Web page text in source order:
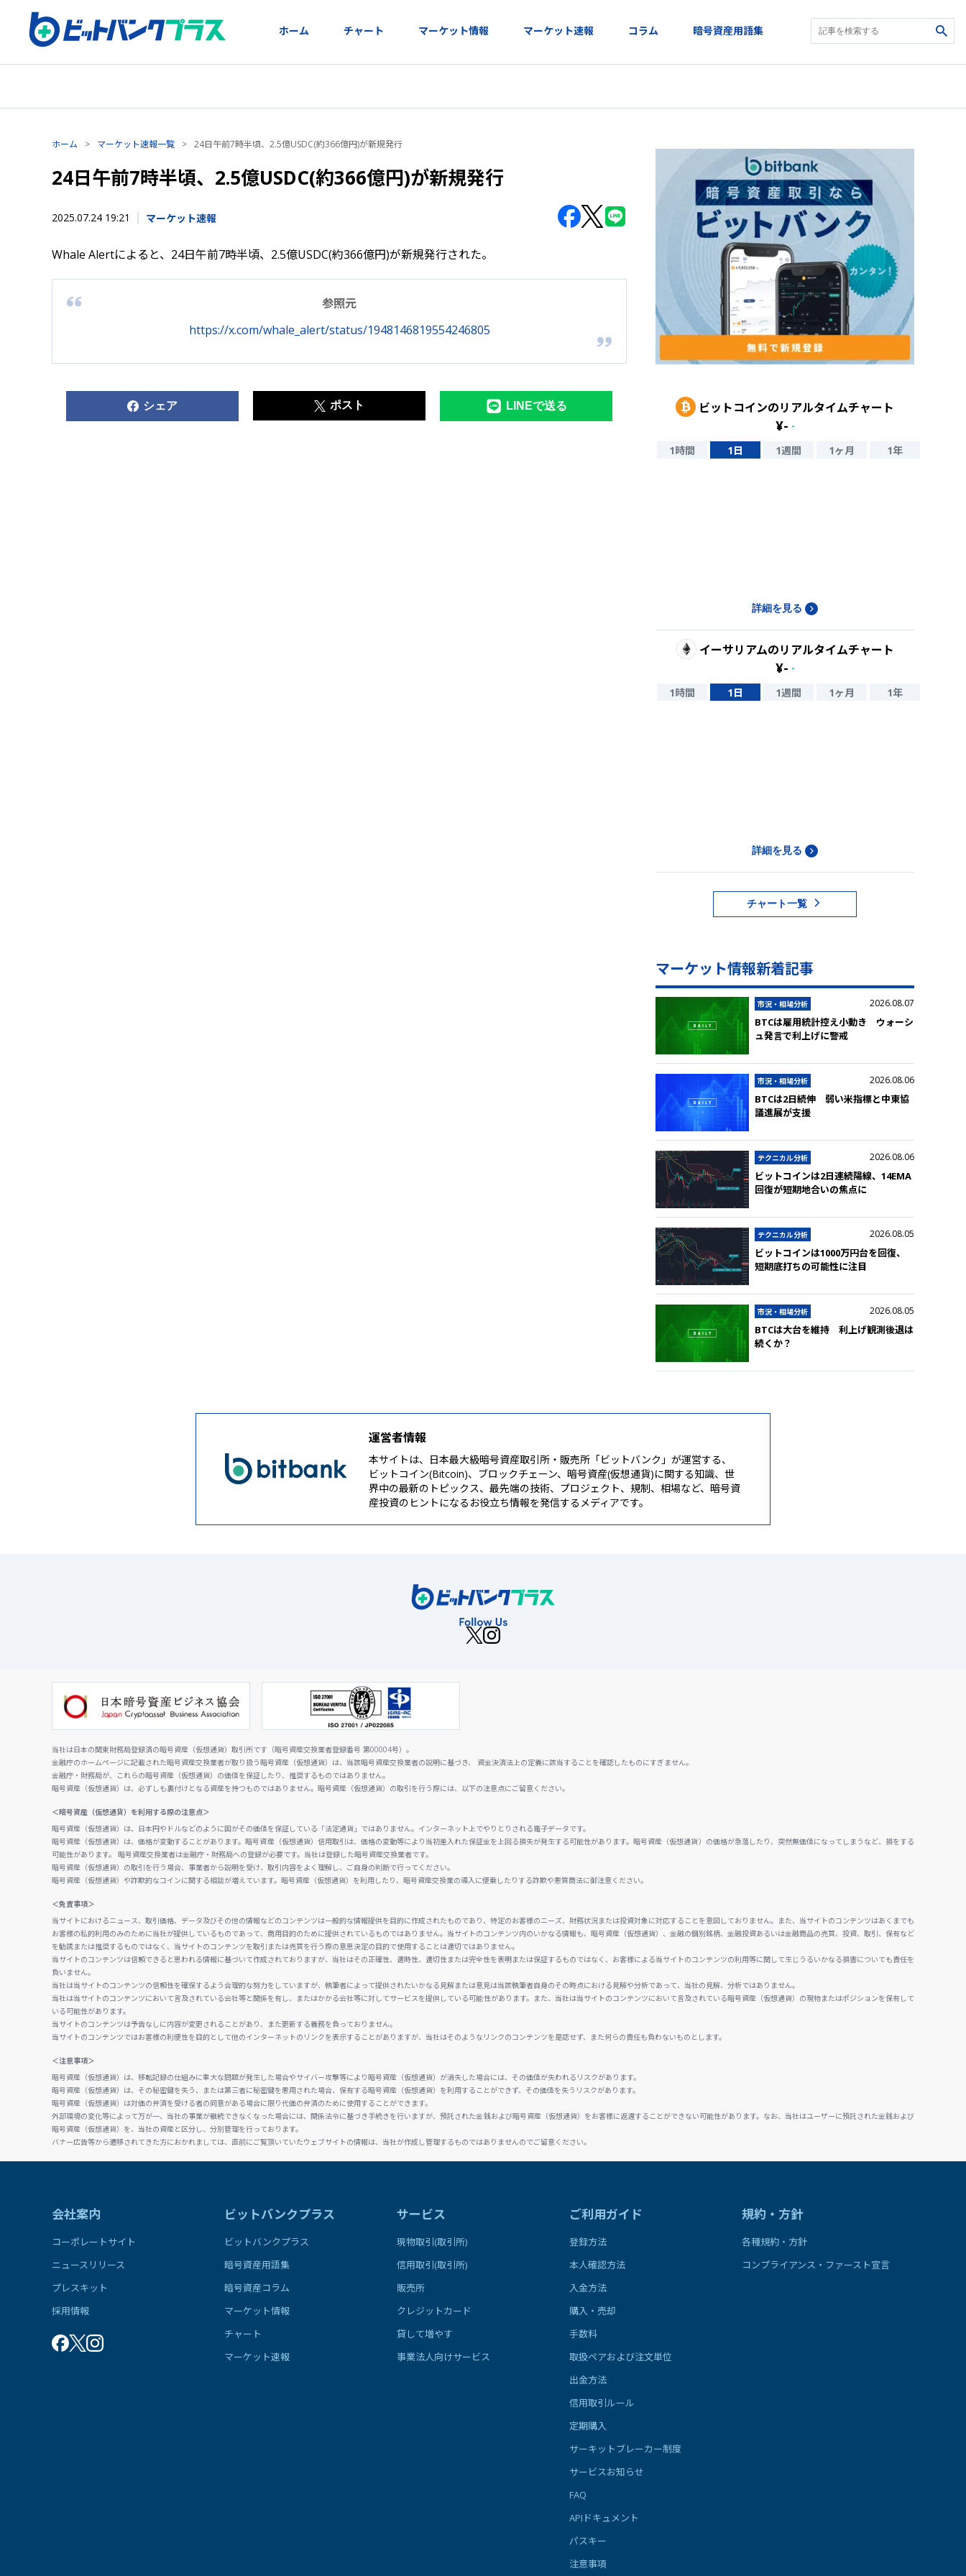
ホーム チャート マーケット情報 マーケット速報 コラム 暗号資産用語集
ホーム > マーケット速報一覧 > 24日午前7時半頃、2.5億USDC(約366億円)が新規発行
24日午前7時半頃、2.5億USDC(約366億円)が新規発行
2025.07.24 19:21 マーケット速報
Whale Alertによると、24日午前7時半頃、2.5億USDC(約366億円)が新規発行された。
参照元
https://x.com/whale_alert/status/1948146819554246805
シェア ポスト LINEで送る ビットコインのリアルタイムチャート
¥- -
1時間 1日 1週間 1ヶ月 1年
詳細を見る
イーサリアムのリアルタイムチャート
¥- -
1時間 1日 1週間 1ヶ月 1年
詳細を見る
チャート一覧
マーケット情報新着記事
市況・相場分析 2026.08.07
BTCは雇用統計控え小動き ウォーシ
ュ発言で利上げに警戒
市況・相場分析 2026.08.06
BTCは2日続伸 弱い米指標と中東協
議進展が支援
テクニカル分析 2026.08.06
ビットコインは2日連続陽線、14EMA
回復が短期地合いの焦点に
テクニカル分析 2026.08.05
ビットコインは1000万円台を回復、
短期底打ちの可能性に注目
市況・相場分析 2026.08.05
BTCは大台を維持 利上げ観測後退は
続くか？
運営者情報
本サイトは、日本最大級暗号資産取引所・販売所「ビットバンク」が運営する、
ビットコイン(Bitcoin)、ブロックチェーン、暗号資産(仮想通貨)に関する知識、世
界中の最新のトピックス、最先端の技術、プロジェクト、規制、相場など、暗号資
産投資のヒントになるお役立ち情報を発信するメディアです。
当社は日本の関東財務局登録済の暗号資産（仮想通貨）取引所です（暗号資産交換業者登録番号 第00004号）。
金融庁のホームページに記載された暗号資産交換業者が取り扱う暗号資産（仮想通貨）は、当該暗号資産交換業者の説明に基づき、 資金決済法上の定義に該当することを確認したものにすぎません。
金融庁・財務局が、これらの暗号資産（仮想通貨）の価値を保証したり、推奨するものではありません。
暗号資産（仮想通貨）は、必ずしも裏付けとなる資産を持つものではありません。暗号資産（仮想通貨）の取引を行う際には、以下の注意点にご留意ください。
＜暗号資産（仮想通貨）を利用する際の注意点＞
暗号資産（仮想通貨）は、日本円やドルなどのように国がその価値を保証している「法定通貨」ではありません。インターネット上でやりとりされる電子データです。
暗号資産（仮想通貨）は、価格が変動することがあります。暗号資産（仮想通貨）信用取引は、価格の変動等により当初差入れた保証金を上回る損失が発生する可能性があります。暗号資産（仮想通貨）の価格が急落したり、突然無価値になってしまうなど、損をする
可能性があります。 暗号資産交換業者は金融庁・財務局への登録が必要です。当社は登録した暗号資産交換業者です。
暗号資産（仮想通貨）の取引を行う場合、事業者から説明を受け、取引内容をよく理解し、ご自身の判断で行ってください。
暗号資産（仮想通貨）や詐欺的なコインに関する相談が増えています。暗号資産（仮想通貨）を利用したり、暗号資産交換業の導入に便乗したりする詐欺や悪質商法に御注意ください。
＜免責事項＞
当サイトにおけるニュース、取引価格、データ及びその他の情報などのコンテンツは一般的な情報提供を目的に作成されたものであり、特定のお客様のニーズ、財務状況または投資対象に対応することを意図しておりません。また、当サイトのコンテンツはあくまでも
お客様の私的利用のみのために当社が提供しているものであって、商用目的のために提供されているものではありません。当サイトのコンテンツ内のいかなる情報も、暗号資産（仮想通貨）、金融の個別銘柄、金融投資あるいは金融商品の売買、投資、取引、保有など
を勧誘または推奨するものではなく、当サイトのコンテンツを取引または売買を行う際の意思決定の目的で使用することは適切ではありません。
当サイトのコンテンツは信頼できると思われる情報に基づいて作成されておりますが、当社はその正確性、適時性、適切性または完全性を表明または保証するものではなく、お客様による当サイトのコンテンツの利用等に関して生じうるいかなる損害についても責任を
負いません。
当社は当サイトのコンテンツの信頼性を確保するよう合理的な努力をしていますが、執筆者によって提供されたいかなる見解または意見は当該執筆者自身のその時点における見解や分析であって、当社の見解、分析ではありません。
当社は当サイトのコンテンツにおいて言及されている会社等と関係を有し、またはかかる会社等に対してサービスを提供している可能性があります。また、当社は当サイトのコンテンツにおいて言及されている暗号資産（仮想通貨）の現物またはポジションを保有して
いる可能性があります。
当サイトのコンテンツは予告なしに内容が変更されることがあり、また更新する義務を負っておりません。
当サイトのコンテンツではお客様の利便性を目的として他のインターネットのリンクを表示することがありますが、当社はそのようなリンクのコンテンツを是認せず、また何らの責任も負わないものとします。
＜注意事項＞
暗号資産（仮想通貨）は、移転記録の仕組みに重大な問題が発生した場合やサイバー攻撃等により暗号資産（仮想通貨）が消失した場合には、その価値が失われるリスクがあります。
暗号資産（仮想通貨）は、その秘密鍵を失う、または第三者に秘密鍵を悪用された場合、保有する暗号資産（仮想通貨）を利用することができず、その価値を失うリスクがあります。
暗号資産（仮想通貨）は対価の弁済を受ける者の同意がある場合に限り代価の弁済のために使用することができます。
外部環境の変化等によって万が一、当社の事業が継続できなくなった場合には、関係法令に基づき手続きを行いますが、預託された金銭および暗号資産（仮想通貨）をお客様に返還することができない可能性があります。なお、当社はユーザーに預託された金銭および
暗号資産（仮想通貨）を、当社の資産と区分し、分別管理を行っております。
バナー広告等から遷移されてきた方におかれましては、直前にご覧頂いていたウェブサイトの情報は、当社が作成し管理するものではありませんのでご留意ください。
会社案内
コーポレートサイト
ニュースリリース
プレスキット
採用情報
ビットバンクプラス
ビットバンクプラス
暗号資産用語集
暗号資産コラム
マーケット情報
チャート
マーケット速報
サービス
現物取引(取引所)
信用取引(取引所)
販売所
クレジットカード
貸して増やす
事業法人向けサービス
ご利用ガイド
登録方法
本人確認方法
入金方法
購入・売却
手数料
取扱ペアおよび注文単位
出金方法
信用取引ルール
定期購入
サーキットブレーカー制度
サービスお知らせ
FAQ
APIドキュメント
パスキー
注意事項
規約・方針
各種規約・方針
コンプライアンス・ファースト宣言